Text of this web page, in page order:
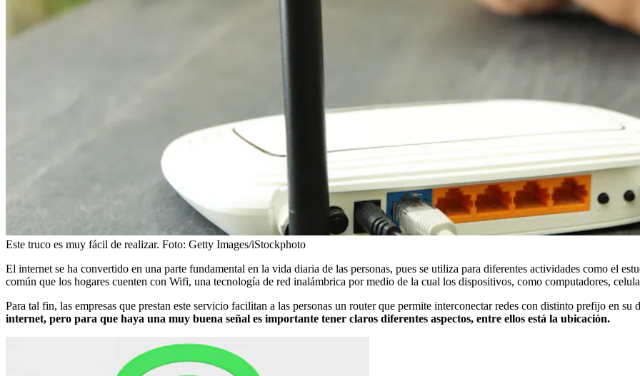
Este truco es muy fácil de realizar. Foto: Getty Images/iStockphoto
El internet se ha convertido en una parte fundamental en la vida diaria de las personas, pues se utiliza para diferentes actividades como el
común que los hogares cuenten con Wifi, una tecnología de red inalámbrica por medio de la cual los dispositivos, como computadores,
Para tal fin, las empresas que prestan este servicio facilitan a las personas un router que permite interconectar redes con distinto prefijo en su
internet, pero para que haya una muy buena señal es importante tener claros diferentes aspectos, entre ellos está la ubicación.